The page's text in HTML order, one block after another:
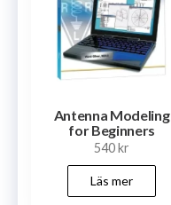
Antenna Modeling
for Beginners
540kr
Läs mer